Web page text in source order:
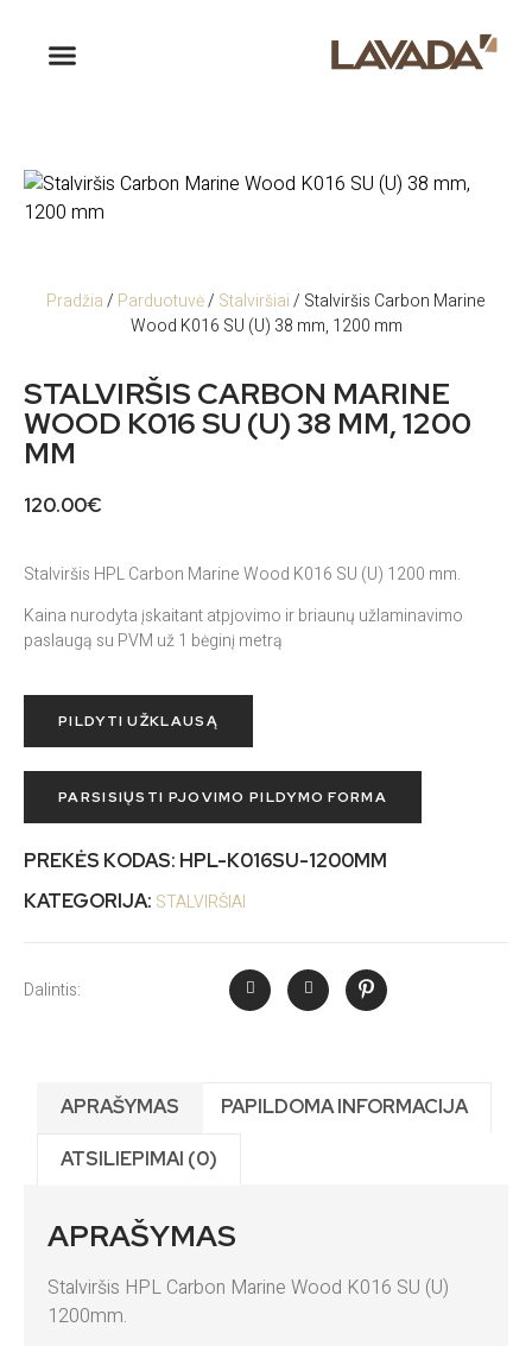
Pradžia/ Parduotuvė/ Stalviršiai/ Stalviršis Carbon Marine
Wood K016 SU (U) 38 mm, 1200 mm
STALVIRŠIS CARBON MARINE
WOOD K016 SU (U) 38 MM, 1200
MM
120.00€
Stalviršis HPL Carbon Marine Wood K016 SU (U) 1200 mm.
Kaina nurodyta įskaitant atpjovimo ir briaunų užlaminavimo
paslaugą su PVM už 1 bėginį metrą
PILDYTI UŽKLAUSĄ
PARSISIŲSTI PJOVIMO PILDYMO FORMA
PREKĖS KODAS: HPL-K016SU-1200MM
KATEGORIJA: STALVIRŠIAI
Dalintis:
APRAŠYMAS PAPILDOMA INFORMACIJA
ATSILIEPIMAI (0)
APRAŠYMAS
Stalviršis HPL Carbon Marine Wood K016 SU (U)
1200mm.